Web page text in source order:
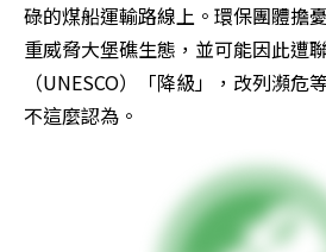
碌的煤船運輸路線上。環保團體擔
重威脅大堡礁生態，並可能因此遭
（UNESCO）「降級」，改列瀕危
不這麼認為。